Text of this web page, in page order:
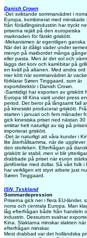
Danish Crown
-Det sviktande sommarvädret i norra
Europa, kombinerat med minskade
från förädlingsindustrin har tryckt
priserna rejält på den europeiska
marknaden för färskt griskött.
-Mekanismen är egentligen ganska
När det är dåligt väder under
menyn på matbordet många
eller pasta. Men är det sol och
läggs det korv och karrébitar på
en kväll på altanen. Med andra ord
mer kött när sommarvädret är
förklarar Søren Tinggaard, som är
exportdirektör i Danish Crown.
-Samtidigt har exporten av griskött
Europa till Kina varit under press en
period. Det beror på långsamt fall
på kinesiskt producerat griskött.
starten i januari och fem månader
gick kinesiska priset ned nästan 30
smittar helt naturligt av sig på
importerat griskött.
-Det är naturligt att våra kunder i
lite återhållsamma, när de upplever
den storleken. Efterfrågan på
griskött är stabil, men vi blir
drabbade på priset när euron
jämförelse med dollar. Så vårt folk i
har verkligen ett styvt arbete just
Søren Tinggaard.
ISN, Tyskland
Sommardepression
Priserna gick ner i flera EU-länder,
norra och centrala Europa. Man
låg efterfrågan både från handeln
industrin. Dessutom svalnar
Kina. Slaktarna minskar slakten när
efterfrågan minskar.
Mest drabbad var det holländska